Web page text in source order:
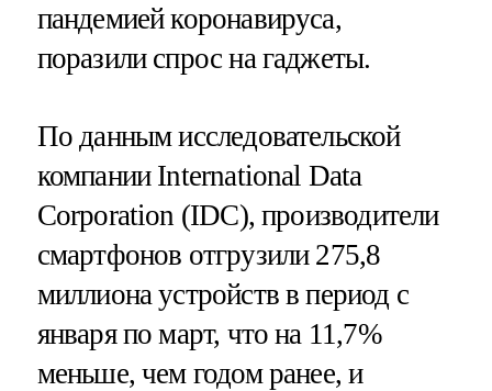
пандемией коронавируса,
поразили спрос на гаджеты.
По данным исследовательской
компании International Data
Corporation (IDC), производители
смартфонов отгрузили 275,8
миллиона устройств в период с
января по март, что на 11,7%
меньше, чем годом ранее, и